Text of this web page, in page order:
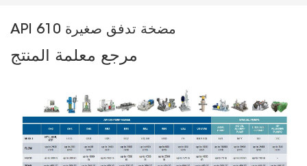
API 610 مضخة تدفق صغيرة
مرجع معلمة المنتج